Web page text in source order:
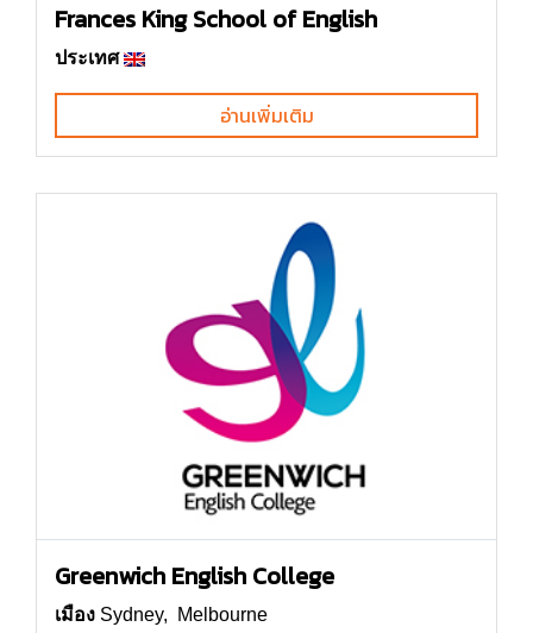
Frances King School of English
ประเทศ
อ่านเพิ่มเติม
Greenwich English College
เมือง Sydney, Melbourne